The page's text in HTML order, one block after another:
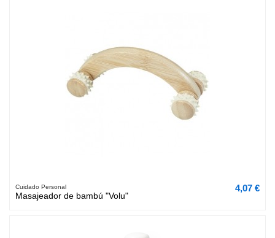
Cuidado Personal
Masajeador de bambú "Volu"
4,07 €